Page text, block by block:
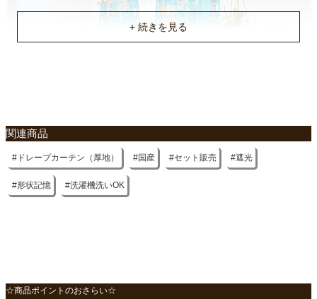
関連商品
ドレープカーテン（厚地） 国産 セット販売 遮光
形状記憶 洗濯機洗いOK
☆商品ポイントのおさらい☆